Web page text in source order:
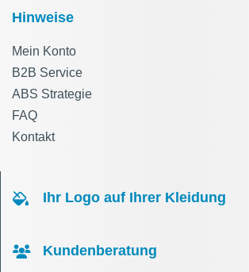
Hinweise
Mein Konto
B2B Service
ABS Strategie
FAQ
Kontakt
Ihr Logo auf Ihrer Kleidung
Kundenberatung